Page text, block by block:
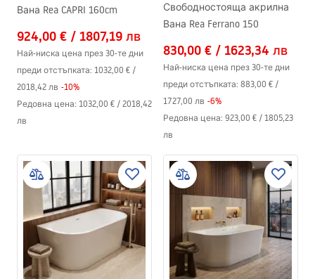
Вана Rea CAPRI 160cm
924,00 € / 1807,19 лв
Най-ниска цена през 30-те дни
преди отстъпката: 1032,00 € /
2018,42 лв -10%
Редовна цена: 1032,00 € / 2018,42
лв
Свободностояща акрилна
Вана Rea Ferrano 150
830,00 € / 1623,34 лв
Най-ниска цена през 30-те дни
преди отстъпката: 883,00 € /
1727,00 лв -6%
Редовна цена: 923,00 € / 1805,23
лв